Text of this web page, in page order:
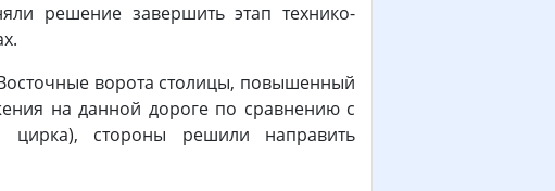
решение завершить этап технико-
ворота столицы, повышенный
на данной дороге по сравнению с
стороны решили направить